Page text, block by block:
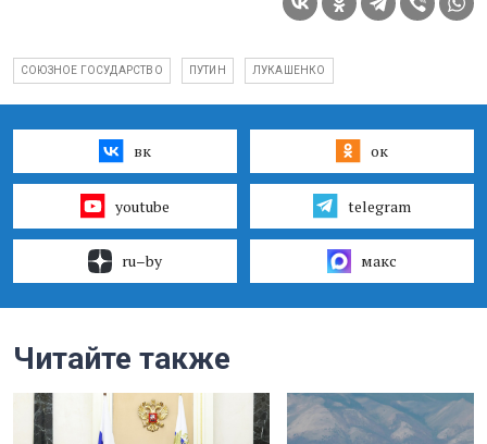
СОЮЗНОЕ ГОСУДАРСТВО ПУТИН ЛУКАШЕНКО
вк ок
youtube telegram
ru–by макс
Читайте также